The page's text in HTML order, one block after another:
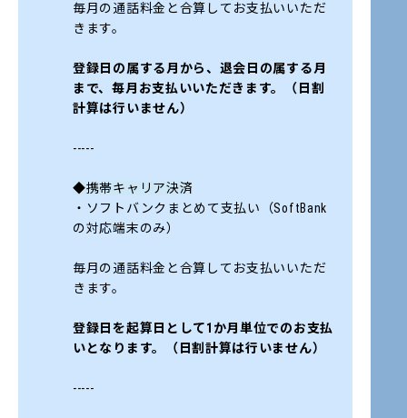
毎月の通話料金と合算してお支払いいただ
きます。
登録日の属する月から、退会日の属する月
まで、毎月お支払いいただきます。（日割
計算は行いません）
-----
◆携帯キャリア決済
・ソフトバンクまとめて支払い（SoftBank
の対応端末のみ）
毎月の通話料金と合算してお支払いいただ
きます。
登録日を起算日として1か月単位でのお支払
いとなります。（日割計算は行いません）
-----